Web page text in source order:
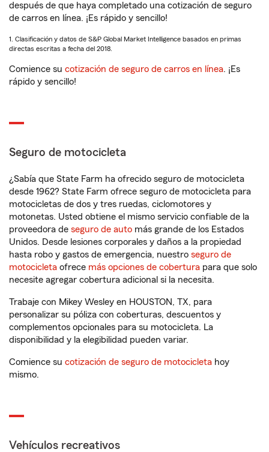
después de que haya completado una cotización de seguro
de carros en línea. ¡Es rápido y sencillo!
1. Clasificación y datos de S&P Global Market Intelligence basados en primas
directas escritas a fecha del 2018.
Comience su cotización de seguro de carros en línea. ¡Es
rápido y sencillo!
Seguro de motocicleta
¿Sabía que State Farm ha ofrecido seguro de motocicleta
desde 1962? State Farm ofrece seguro de motocicleta para
motocicletas de dos y tres ruedas, ciclomotores y
motonetas. Usted obtiene el mismo servicio confiable de la
proveedora de seguro de auto más grande de los Estados
Unidos. Desde lesiones corporales y daños a la propiedad
hasta robo y gastos de emergencia, nuestro seguro de
motocicleta ofrece más opciones de cobertura para que solo
necesite agregar cobertura adicional si la necesita.
Trabaje con Mikey Wesley en HOUSTON, TX, para
personalizar su póliza con coberturas, descuentos y
complementos opcionales para su motocicleta. La
disponibilidad y la elegibilidad pueden variar.
Comience su cotización de seguro de motocicleta hoy
mismo.
Vehículos recreativos